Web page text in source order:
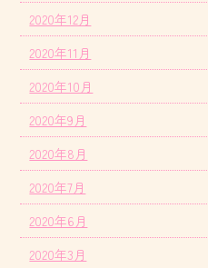
2020年12月
2020年11月
2020年10月
2020年9月
2020年8月
2020年7月
2020年6月
2020年3月